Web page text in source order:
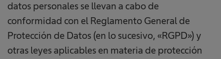
datos personales se llevan a cabo de
conformidad con el Reglamento General de
Protección de Datos (en lo sucesivo, «RGPD») y
otras leyes aplicables en materia de protección